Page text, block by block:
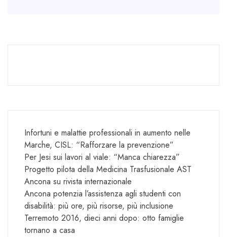
Infortuni e malattie professionali in aumento nelle
Marche, CISL: “Rafforzare la prevenzione”
Per Jesi sui lavori al viale: “Manca chiarezza”
Progetto pilota della Medicina Trasfusionale AST
Ancona su rivista internazionale
Ancona potenzia l’assistenza agli studenti con
disabilità: più ore, più risorse, più inclusione
Terremoto 2016, dieci anni dopo: otto famiglie
tornano a casa